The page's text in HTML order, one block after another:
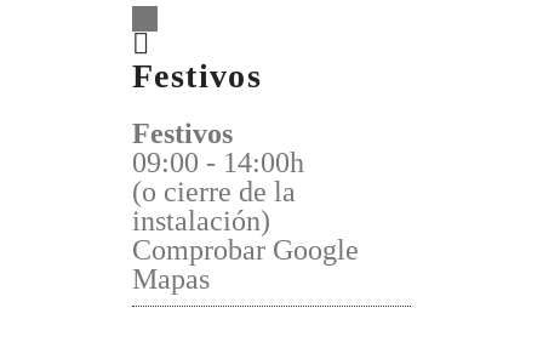
Festivos
Festivos
09:00 - 14:00h
(o cierre de la
instalación)
Comprobar Google
Mapas